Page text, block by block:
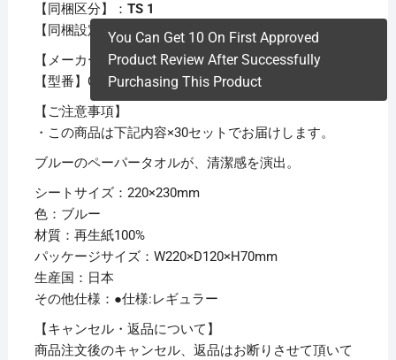
【同梱区分】： TS 1
【同梱設定】：
同梱不可
【メーカー名】新橋製紙
【型番】CH2030B
【ご注意事項】
・この商品は下記内容×30セットでお届けします。
ブルーのペーパータオルが、清潔感を演出。
シートサイズ：220×230mm
色：ブルー
材質：再生紙100%
パッケージサイズ：W220×D120×H70mm
生産国：日本
その他仕様：●仕様:レギュラー
【キャンセル・返品について】
商品注文後のキャンセル、返品はお断りさせて頂いて
You Can Get 10 On First Approved
Product Review After Successfully
Purchasing This Product